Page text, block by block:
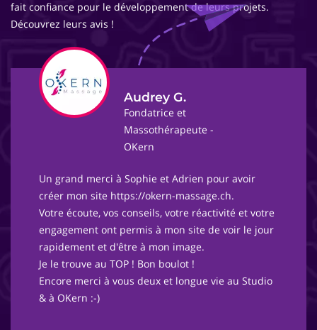
fait confiance pour le développement de leurs projets.
Découvrez leurs avis !
Audrey G.
Fondatrice et
Massothérapeute -
OKern
Un grand merci à Sophie et Adrien pour avoir
créer mon site https://okern-massage.ch.
Votre écoute, vos conseils, votre réactivité et votre
engagement ont permis à mon site de voir le jour
rapidement et d'être à mon image.
Je le trouve au TOP ! Bon boulot !
Encore merci à vous deux et longue vie au Studio
& à OKern :-)